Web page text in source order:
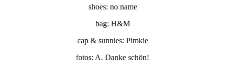
shoes: no name
bag: H&M
cap & sunnies: Pimkie
fotos: A. Danke schön!